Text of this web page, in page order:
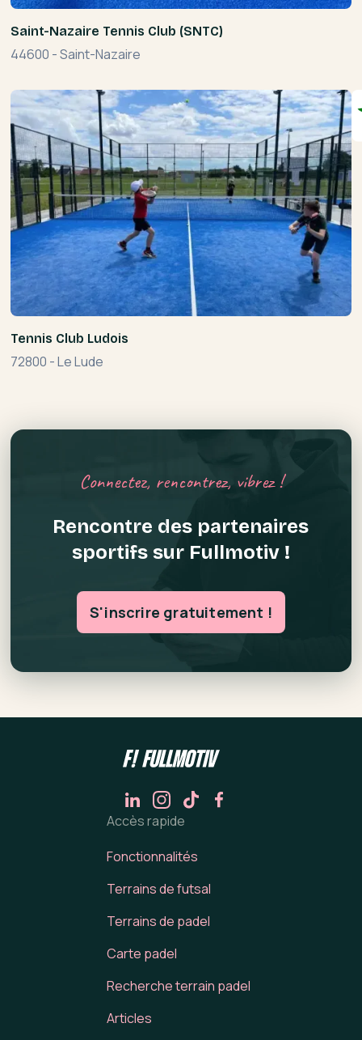
Saint-Nazaire Tennis Club (SNTC)
44600 -Saint-Nazaire
Tennis Club Ludois
72800 -Le Lude
Connectez, rencontrez, vibrez !
Rencontre des partenaires
sportifs sur Fullmotiv !
S'inscrire gratuitement !
Accès rapide
Fonctionnalités
Terrains de futsal
Terrains de padel
Carte padel
Recherche terrain padel
Articles